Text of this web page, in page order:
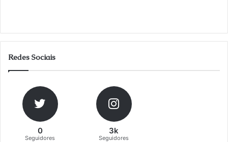
Redes Sociais
0
Seguidores
3k
Seguidores